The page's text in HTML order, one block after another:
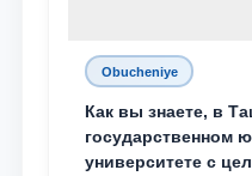
Obucheniye
Как вы знаете, в
государственном
университете с